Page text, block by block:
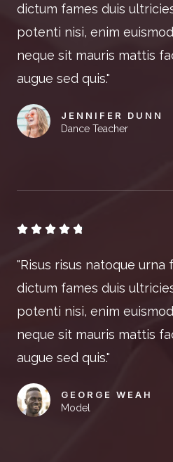
dictum fames duis
potenti nisi, enim
neque sit mauris mattis
augue sed quis."
JENNIFER DUNN
Dance Teacher
    
"Risus risus natoque
dictum fames duis
potenti nisi, enim
neque sit mauris mattis
augue sed quis."
GEORGE WEAH
Model